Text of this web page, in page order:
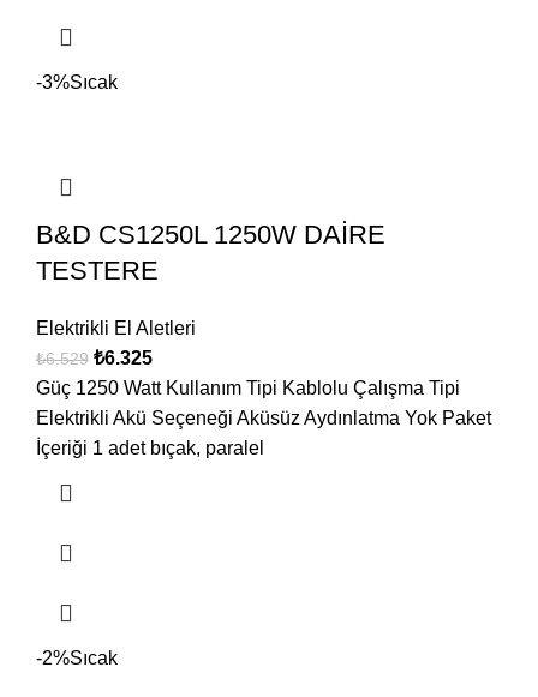
-3%Sıcak
B&D CS1250L 1250W DAİRE
TESTERE
Elektrikli El Aletleri
₺6.529 ₺6.325
Güç 1250 Watt Kullanım Tipi Kablolu Çalışma Tipi
Elektrikli Akü Seçeneği Aküsüz Aydınlatma Yok Paket
İçeriği 1 adet bıçak, paralel
-2%Sıcak